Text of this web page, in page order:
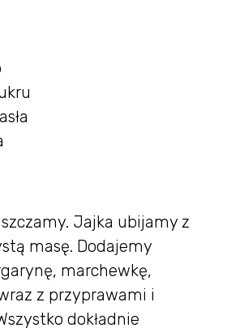
Jajka ubijamy z
masę. Dodajemy
marchewkę,
z przyprawami i
dokładnie